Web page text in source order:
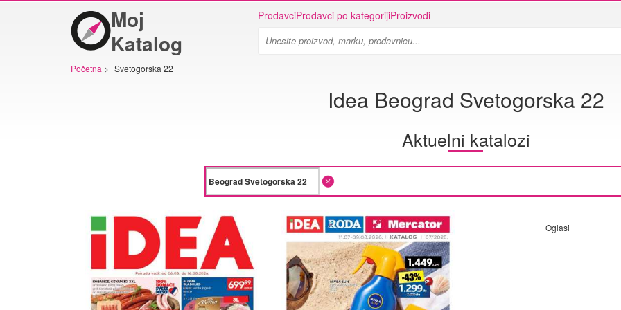
Moj
Katalog
ProdavciProdavci po kategorijiProizvodi
Početna > Svetogorska 22
Idea Beograd Svetogorska 22
Aktuelni katalozi
Oglasi